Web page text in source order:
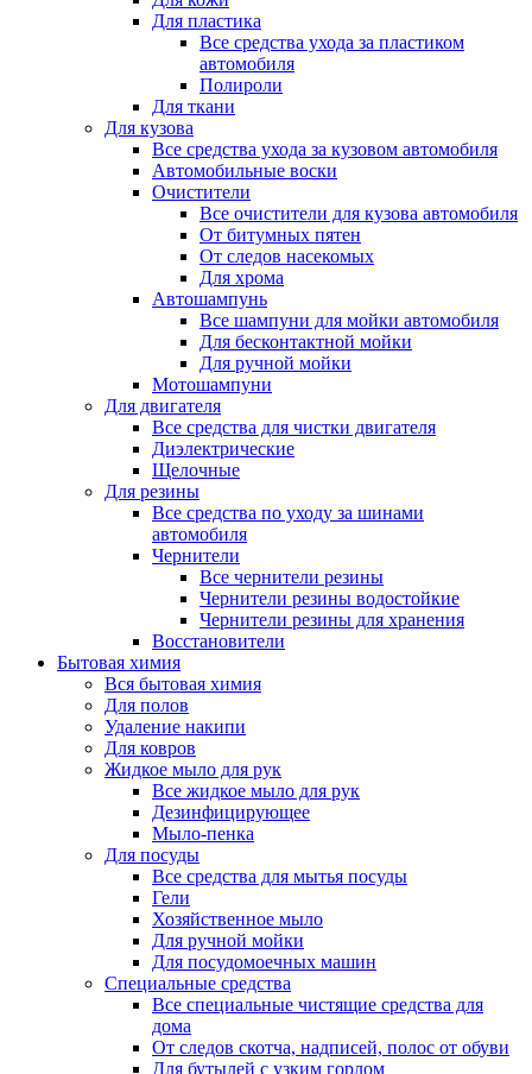
Для пластика
Все средства ухода за пластиком
автомобиля
Полироли
Для ткани
Для кузова
Все средства ухода за кузовом автомобиля
Автомобильные воски
Очистители
Все очистители для кузова автомобиля
От битумных пятен
От следов насекомых
Для хрома
Автошампунь
Все шампуни для мойки автомобиля
Для бесконтактной мойки
Для ручной мойки
Мотошампуни
Для двигателя
Все средства для чистки двигателя
Диэлектрические
Щелочные
Для резины
Все средства по уходу за шинами
автомобиля
Чернители
Все чернители резины
Чернители резины водостойкие
Чернители резины для хранения
Восстановители
Бытовая химия
Вся бытовая химия
Для полов
Удаление накипи
Для ковров
Жидкое мыло для рук
Все жидкое мыло для рук
Дезинфицирующее
Мыло-пенка
Для посуды
Все средства для мытья посуды
Гели
Хозяйственное мыло
Для ручной мойки
Для посудомоечных машин
Специальные средства
Все специальные чистящие средства для
дома
От следов скотча, надписей, полос от обуви
Для бутылей с узким горлом